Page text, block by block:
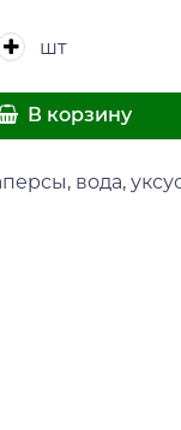
шт
В корзину
вода,